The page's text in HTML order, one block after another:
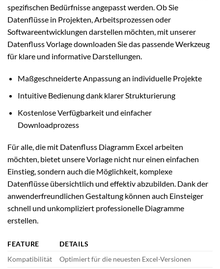
spezifischen Bedürfnisse angepasst werden. Ob Sie
Datenflüsse in Projekten, Arbeitsprozessen oder
Softwareentwicklungen darstellen möchten, mit unserer
Datenfluss Vorlage downloaden Sie das passende Werkzeug
für klare und informative Darstellungen.
Maßgeschneiderte Anpassung an individuelle Projekte
Intuitive Bedienung dank klarer Strukturierung
Kostenlose Verfügbarkeit und einfacher
Downloadprozess
Für alle, die mit Datenfluss Diagramm Excel arbeiten
möchten, bietet unsere Vorlage nicht nur einen einfachen
Einstieg, sondern auch die Möglichkeit, komplexe
Datenflüsse übersichtlich und effektiv abzubilden. Dank der
anwenderfreundlichen Gestaltung können auch Einsteiger
schnell und unkompliziert professionelle Diagramme
erstellen.
FEATURE
DETAILS
Kompatibilität
Optimiert für die neuesten Excel-Versionen